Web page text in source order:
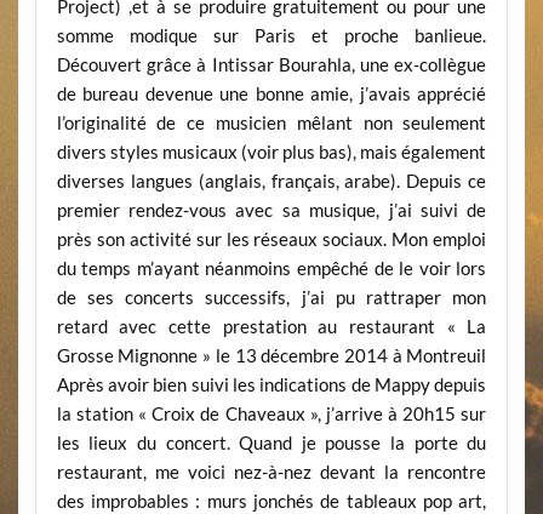
Project) ,et à se produire gratuitement ou pour une
somme modique sur Paris et proche banlieue.
Découvert grâce à Intissar Bourahla, une ex-collègue
de bureau devenue une bonne amie, j’avais apprécié
l’originalité de ce musicien mêlant non seulement
divers styles musicaux (voir plus bas), mais également
diverses langues (anglais, français, arabe). Depuis ce
premier rendez-vous avec sa musique, j’ai suivi de
près son activité sur les réseaux sociaux. Mon emploi
du temps m’ayant néanmoins empêché de le voir lors
de ses concerts successifs, j’ai pu rattraper mon
retard avec cette prestation au restaurant « La
Grosse Mignonne » le 13 décembre 2014 à Montreuil
Après avoir bien suivi les indications de Mappy depuis
la station « Croix de Chaveaux », j’arrive à 20h15 sur
les lieux du concert. Quand je pousse la porte du
restaurant, me voici nez-à-nez devant la rencontre
des improbables : murs jonchés de tableaux pop art,